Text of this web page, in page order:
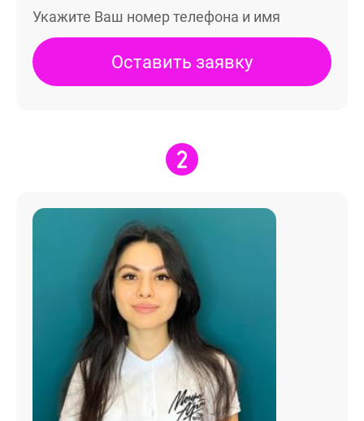
Укажите Ваш номер телефона и имя
Оставить заявку